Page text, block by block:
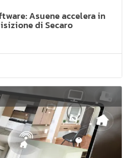
Asuene accelera in
di Secaro